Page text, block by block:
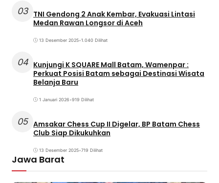
03 TNI Gendong 2 Anak Kembar, Evakuasi Lintasi
Medan Rawan Longsor di Aceh
13 Desember 2025•1.040 Dilihat
04 Kunjungi K SQUARE Mall Batam, Wamenpar :
Perkuat Posisi Batam sebagai Destinasi Wisata
Belanja Baru
1 Januari 2026•919 Dilihat
05 Amsakar Chess Cup II Digelar, BP Batam Chess
Club Siap Dikukuhkan
13 Desember 2025•719 Dilihat
Jawa Barat